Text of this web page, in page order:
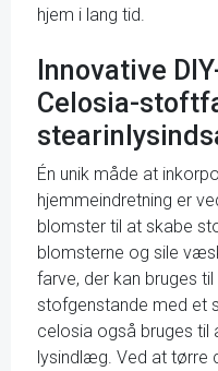
hjem i lang tid.
Innovative
Celosia-
Én unik måde at
hjemmeindretning er
blomster til at skabe
blomsterne og sile
farve, der kan bruges
stofgenstande med et
celosia også bruges til
lysindlæg. Ved at tørre